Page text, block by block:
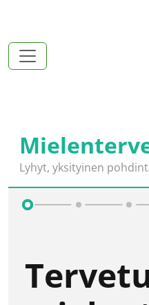
Lyhyt, yksityinen